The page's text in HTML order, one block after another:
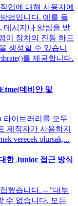
업에 대해 사용자에
법입니다. 예를 들
메시지나 알림을 받
이 장치의 진동 하드
생성할 수 있습니
를 제공합니다.
데비안 및
라이브러리를 모두
제작자가 사용하지
verecek olursak,...
한 Junior 접근 방식
했습니다. -- "대부
수 없습니다. 모든